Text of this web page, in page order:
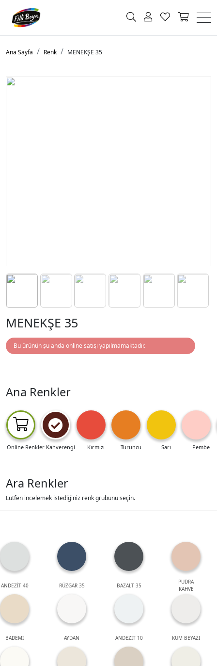
Ana Sayfa Renk MENEKŞE 35
MENEKŞE 35
Bu ürünün şu anda online satışı yapılmamaktadır.
Ana Renkler
Online Renkler Kahverengi Kırmızı Turuncu Sarı Pembe
Ara Renkler
Lütfen incelemek istediğiniz renk grubunu seçin.
ANDEZİT 40 RÜZGAR 35 BAZALT 35
PUDRA
KAHVE
BADEMİ AYDAN ANDEZİT 10 KUM BEYAZI